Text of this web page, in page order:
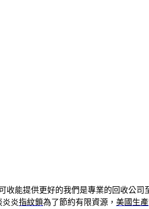
收能提供更好的我們是專業的回收公司
炎炎指紋鎖為了節約有限資源， 美國生產